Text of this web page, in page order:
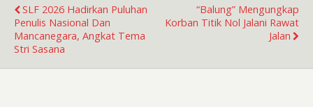
SLF 2026 Hadirkan Puluhan
Penulis Nasional Dan
Mancanegara, Angkat Tema
Stri Sasana
“Balung” Mengungkap
Korban Titik Nol Jalani Rawat
Jalan